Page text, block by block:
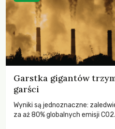
Garstka gigantów
garści
Wyniki są jednoznaczne:
za aż 80% globalnych emisji CO2.